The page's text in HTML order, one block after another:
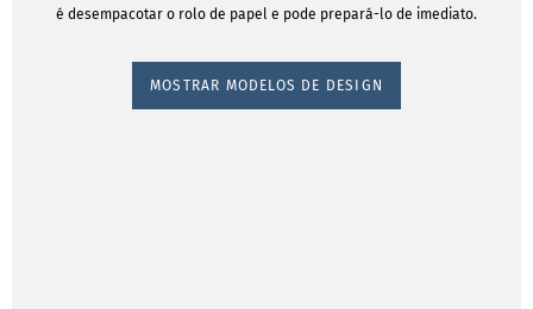
é desempacotar o rolo de papel e pode prepará-lo de imediato.
MOSTRAR MODELOS DE DESIGN